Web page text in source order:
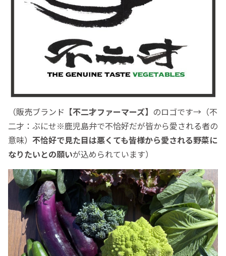
（販売ブランド 【不二才ファーマーズ】 のロゴです→（不
二才：ぶにせ※鹿児島弁で不恰好だが皆から愛される者の
意味） 不恰好で見た目は悪くても皆様から愛される野菜に
なりたいとの願いが込められています）